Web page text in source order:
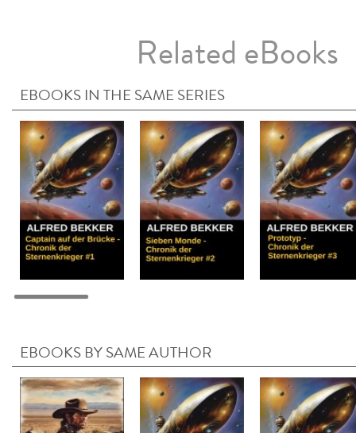
Related eBooks
EBOOKS IN THE SAME SERIES
EBOOKS BY SAME AUTHOR